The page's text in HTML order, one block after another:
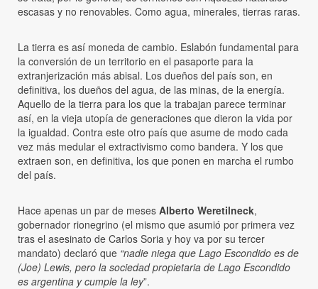
escasas y no renovables. Como agua, minerales, tierras raras.
La tierra es así moneda de cambio. Eslabón fundamental para
la conversión de un territorio en el pasaporte para la
extranjerización más abisal. Los dueños del país son, en
definitiva, los dueños del agua, de las minas, de la energía.
Aquello de la tierra para los que la trabajan parece terminar
así, en la vieja utopía de generaciones que dieron la vida por
la igualdad. Contra este otro país que asume de modo cada
vez más medular el extractivismo como bandera. Y los que
extraen son, en definitiva, los que ponen en marcha el rumbo
del país.
Hace apenas un par de meses Alberto Weretilneck,
gobernador rionegrino (el mismo que asumió por primera vez
tras el asesinato de Carlos Soria y hoy va por su tercer
mandato) declaró que “nadie niega que Lago Escondido es de
(Joe) Lewis, pero la sociedad propietaria de Lago Escondido
es argentina y cumple la ley”.